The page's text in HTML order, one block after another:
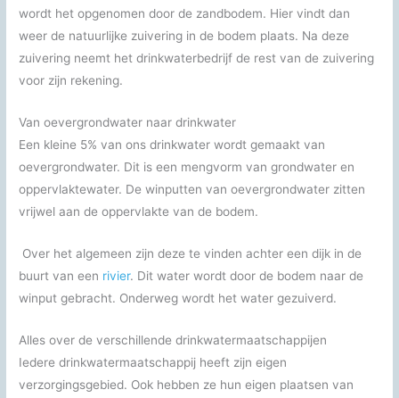
wordt het opgenomen door de zandbodem. Hier vindt dan
weer de natuurlijke zuivering in de bodem plaats. Na deze
zuivering neemt het drinkwaterbedrijf de rest van de zuivering
voor zijn rekening.
Van oevergrondwater naar drinkwater
Een kleine 5% van ons drinkwater wordt gemaakt van
oevergrondwater. Dit is een mengvorm van grondwater en
oppervlaktewater. De winputten van oevergrondwater zitten
vrijwel aan de oppervlakte van de bodem.
Over het algemeen zijn deze te vinden achter een dijk in de
buurt van een rivier. Dit water wordt door de bodem naar de
winput gebracht. Onderweg wordt het water gezuiverd.
Alles over de verschillende drinkwatermaatschappijen
Iedere drinkwatermaatschappij heeft zijn eigen
verzorgingsgebied. Ook hebben ze hun eigen plaatsen van